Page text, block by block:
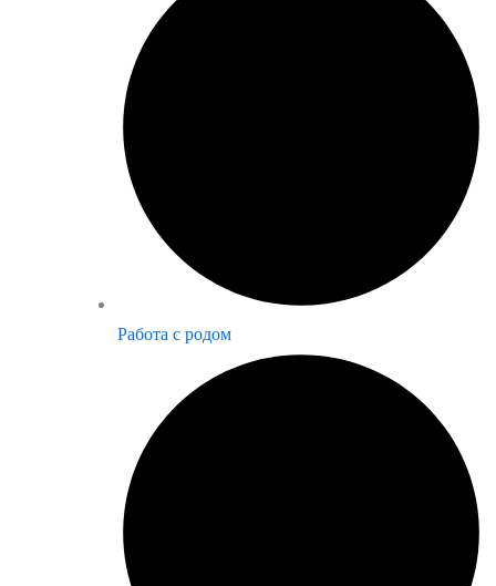
Работа с родом